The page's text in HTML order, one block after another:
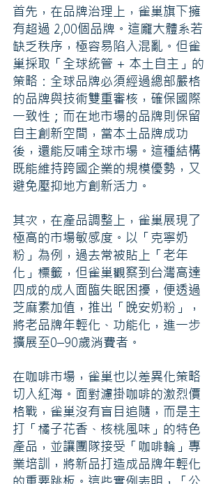
首先，在品牌治理上，雀巢旗下擁
有超過 2,00個品牌。這龐大體系若
缺乏秩序，極容易陷入混亂。但雀
巢採取「全球統管 + 本土自主」的
策略：全球品牌必須經過總部嚴格
的品牌與技術雙重審核，確保國際
一致性；而在地市場的品牌則保留
自主創新空間，當本土品牌成功
後，還能反哺全球市場。這種結構
既能維持跨國企業的規模優勢，又
避免壓抑地方創新活力。
其次，在產品調整上，雀巢展現了
極高的市場敏感度。以「克寧奶
粉」為例，過去常被貼上「老年
化」標籤，但雀巢觀察到台灣高達
四成的成人面臨失眠困擾，便透過
芝麻素加值，推出「晚安奶粉」，
將老品牌年輕化、功能化，進一步
擴展至0–90歲消費者。
在咖啡市場，雀巢也以差異化策略
切入紅海。面對濾掛咖啡的激烈價
格戰，雀巢沒有盲目追隨，而是主
打「橘子花香、核桃風味」的特色
產品，並讓團隊接受「咖啡輪」專
業培訓，將新品打造成品牌年輕化